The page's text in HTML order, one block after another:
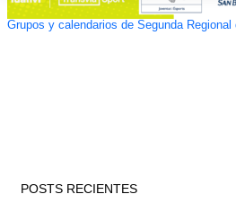
Grupos y calendarios de Segunda Regional
POSTS RECIENTES